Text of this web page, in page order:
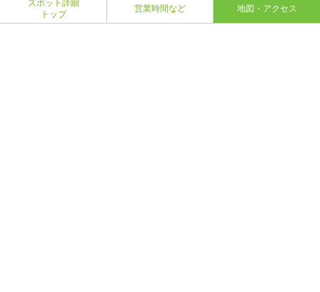
スポット詳細
トップ
営業時間など 地図・アクセス